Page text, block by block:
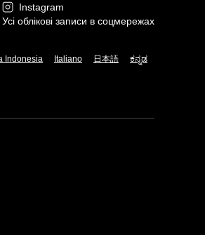
Instagram
Усі облікові записи в соцмережах
Indonesia Italiano 日本語 ಕನ್ನಡ